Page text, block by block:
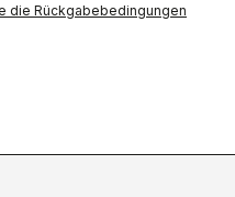
die Rückgabebedingungen